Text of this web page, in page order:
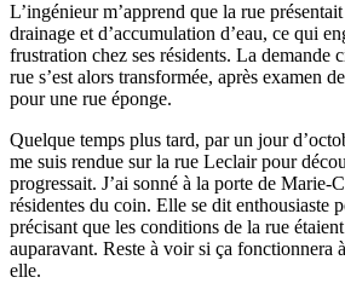
L’ingénieur m’apprend que la rue
drainage et d’accumulation d’eau, ce qui
frustration chez ses résidents. La demande
rue s’est alors transformée, après examen
pour une rue éponge.
Quelque temps plus tard, par un jour
me suis rendue sur la rue Leclair pour
progressait. J’ai sonné à la porte de Marie-
résidentes du coin. Elle se dit enthousiaste
précisant que les conditions de la rue
auparavant. Reste à voir si ça fonctionnera
elle.